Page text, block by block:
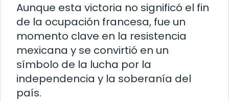
Aunque esta victoria no significó el fin
de la ocupación francesa, fue un
momento clave en la resistencia
mexicana y se convirtió en un
símbolo de la lucha por la
independencia y la soberanía del
país.